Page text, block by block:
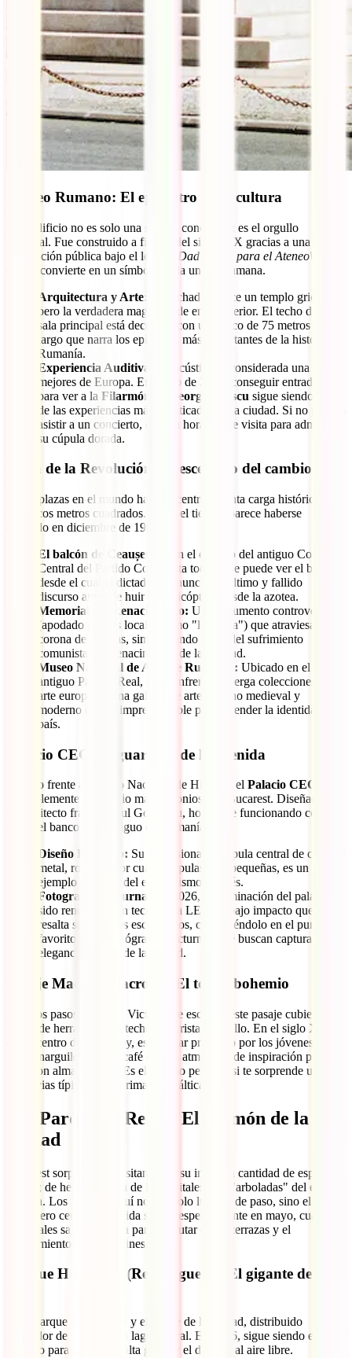
Ateneo Rumano: El epicentro de la cultura
Este edificio no es solo una sala de conciertos; es el orgullo
nacional. Fue construido a finales del siglo XIX gracias a una
suscripción pública bajo el lema
"¡Dad un leu para el Ateneo\!"
que lo convierte en un símbolo de la unidad rumana.
Arquitectura y Arte:
Su fachada parece un templo griego,
pero la verdadera magia reside en su interior. El techo de la
sala principal está decorado con un fresco de 75 metros de
largo que narra los episodios más importantes de la historia de
Rumanía.
Experiencia Auditiva:
Su acústica es considerada una de las
mejores de Europa. En mayo de 2026, conseguir entradas
para ver a la Filarmónica George Enescu sigue siendo una
de las experiencias más sofisticadas de la ciudad. Si no puedes
asistir a un concierto, existen horarios de visita para admirar
su cúpula dorada.
Plaza de la Revolución: El escenario del cambio
Pocas plazas en el mundo han concentrado tanta carga histórica en
tan pocos metros cuadrados. Aquí, el tiempo parece haberse
detenido en diciembre de 1989\.
El balcón de Ceaușescu:
En el edificio del antiguo Comité
Central del Partido Comunista todavía se puede ver el balcón
desde el cual el dictador pronunció su último y fallido
discurso antes de huir en helicóptero desde la azotea.
Memorial del Renacimiento: Un monumento controvertido
(apodado por los locales como "la patata") que atraviesa una
corona de espinas, simbolizando el fin del sufrimiento
comunista y el renacimiento de la libertad.
Museo Nacional de Arte de Rumanía: Ubicado en el
antiguo Palacio Real, justo enfrente, alberga colecciones de
arte europeo y una galería de arte rumano medieval y
moderno que es imprescindible para entender la identidad del
país.
Palacio CEC: El guardián de la avenida
Situado frente al Museo Nacional de Historia, el Palacio CEC
probablemente el edificio más armonioso de Bucarest. Diseñado por
el arquitecto francés Paul Gottereau, hoy sigue funcionando como
sede del banco más antiguo de Rumanía.
Diseño Ecléctico: Su impresionante cúpula central de cristal y
metal, rodeada por cuatro cúpulas más pequeñas, es un
ejemplo perfecto del eclecticismo francés.
Fotografía Nocturna:
En 2026, la iluminación del palacio ha
sido renovada con tecnología LED de bajo impacto que
resalta sus detalles escultóricos, convirtiéndolo en el punto
favorito de los fotógrafos nocturnos que buscan capturar la
elegancia clásica de la ciudad.
Pasaje Macca-Villacrosse: El toque bohemio
A pocos pasos de Calea Victoriei se esconde este pasaje cubierto en
forma de herradura con techos de cristal amarillo. En el siglo XIX
era el centro del lujo; hoy, es el lugar preferido por los jóvenes para
fumar narguile y tomar café en una atmósfera de inspiración parisina
pero con alma oriental. Es el refugio perfecto si te sorprende una de
las lluvias típicas de la primavera báltica.
1.4. Parques y Relax: El pulmón de la
ciudad
Bucarest sorprende al visitante por su inmensa cantidad de espacios
verdes; de hecho, es una de las capitales más "arboladas" del este de
Europa. Los parques aquí no son solo lugares de paso, sino el
verdadero centro de la vida social, especialmente en mayo, cuando
los locales salen en masa para disfrutar de las terrazas y el
florecimiento de los jardines.
Parque Herăstrau (Rey Miguel I): El gigante del
Es el parque más grande y elegante de la ciudad, distribuido
alrededor de un inmenso lago central. En 2026, sigue siendo el lugar
favorito para el ocio de alta gama y el deporte al aire libre.